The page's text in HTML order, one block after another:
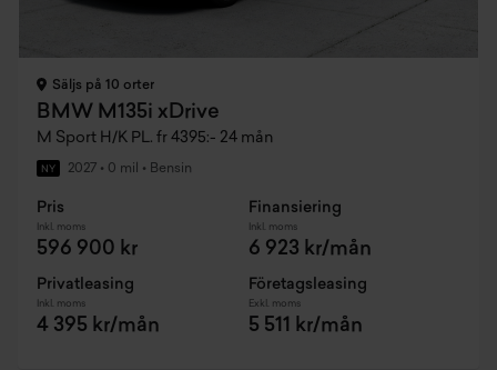
Säljs på 10 orter
BMW M135i xDrive
M Sport H/K PL. fr 4395:- 24 mån
NY 2027 • 0 mil • Bensin
Pris
Inkl. moms
596 900 kr
Finansiering
Inkl. moms
6 923 kr/mån
Privatleasing
Inkl. moms
4 395 kr/mån
Företagsleasing
Exkl. moms
5 511 kr/mån